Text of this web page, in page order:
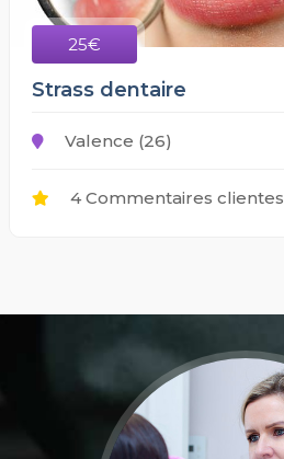
25€
Strass dentaire
Valence (26)
4 Commentaires clientes